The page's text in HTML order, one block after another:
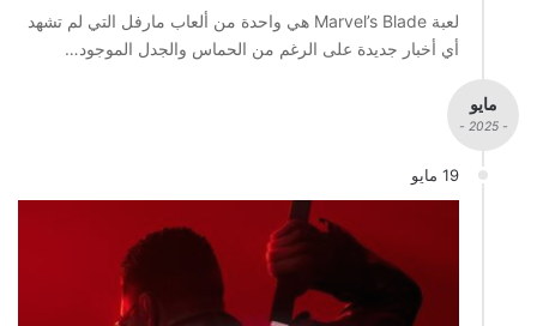
لعبة Marvel’s Blade هي واحدة من ألعاب مارفل التي لم تشهد
أي أخبار جديدة على الرغم من الحماس والجدل الموجود…
مايو
- 2025 -
19 مايو